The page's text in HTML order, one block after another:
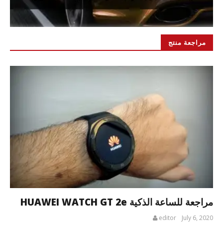
مراجعة منتج
مراجعة للساعة الذكية HUAWEI WATCH GT 2e
July 6, 2020
editor